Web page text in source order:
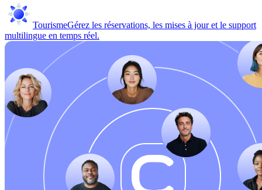
TourismeGérez les réservations, les mises à jour et le support
multilingue en temps réel.